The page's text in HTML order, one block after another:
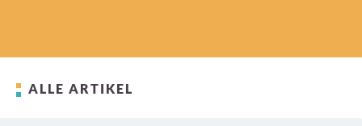
ALLE ARTIKEL